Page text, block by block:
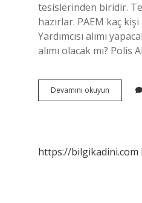
tesislerinden biridir.
hazırlar. PAEM kaç
Yardımcısı alımı
alımı olacak mı?
Devamını okuyun
Eğitimi
https://bilgikadini.com